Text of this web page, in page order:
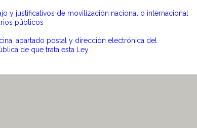
y justificativos de movilización nacional o internacional
públicos
apartado postal y dirección electrónica del
de que trata esta Ley